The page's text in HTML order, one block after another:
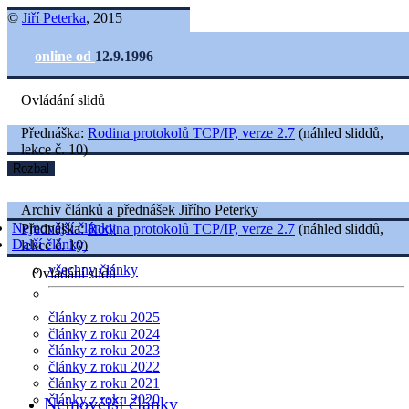
© Jiří Peterka, 2015
online od 12.9.1996
Ovládání slidů
Nejnovější články
Další články
všechny články
články z roku 2025
články z roku 2024
články z roku 2023
články z roku 2022
články z roku 2021
články z roku 2020
Přednáška: Rodina protokolů TCP/IP, verze 2.7 (náhled sliddů,
lekce č. 10)
Rozbal
Archiv článků a přednášek Jiřího Peterky
Přednáška:Rodina protokolů TCP/IP, verze 2.7 (náhled sliddů,
lekce č. 10)
Ovládání slidů
Nejnovější články